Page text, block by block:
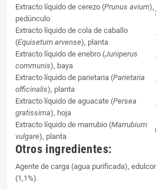
Extracto líquido de cerezo (Prunus avium),
pedúnculo
Extracto líquido de cola de caballo
(Equisetum arvense), planta
Extracto líquido de enebro (Juniperus
communis), baya
Extracto líquido de parietaria (Parietaria
officinalis), planta
Extracto líquido de aguacate (Persea
gratissima), hoja
Extracto líquido de marrubio (Marrubium
vulgare), planta
Otros ingredientes:
Agente de carga (agua purificada),
(1,1%).